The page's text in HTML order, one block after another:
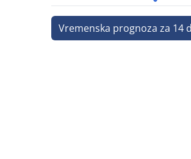
Vremenska prognoza za 14